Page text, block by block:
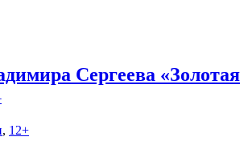
Сергеева «Золотая
, 12+